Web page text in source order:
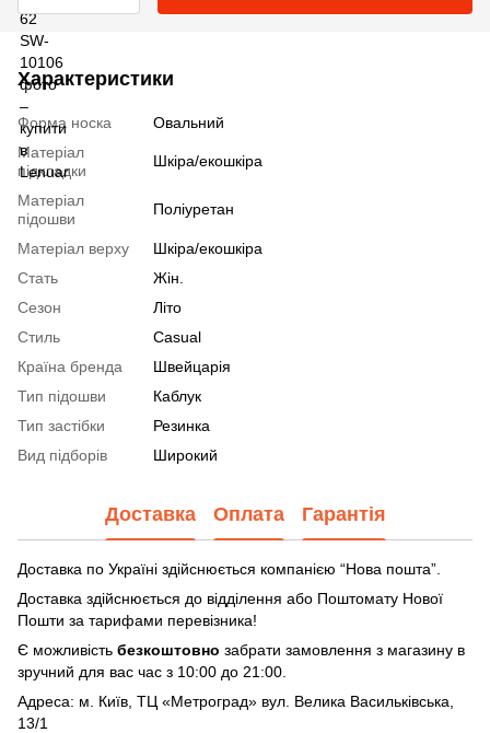
Характеристики
Форма носка
Овальний
Матеріал
підкладки
Шкіра/екошкіра
Матеріал
підошви
Поліуретан
Матеріал верху
Шкіра/екошкіра
Стать
Жін.
Сезон
Літо
Стиль
Casual
Країна бренда
Швейцарія
Тип підошви
Каблук
Тип застібки
Резинка
Вид підборів
Широкий
Доставка Оплата Гарантія
Доставка по Україні здійснюється компанією “Нова пошта”.
Доставка здійснюється до відділення або Поштомату Нової
Пошти за тарифами перевізника!
Є можливість безкоштовно забрати замовлення з магазину в
зручний для вас час з 10:00 до 21:00.
Адреса: м. Київ, ТЦ «Метроград» вул. Велика Васильківська,
13/1